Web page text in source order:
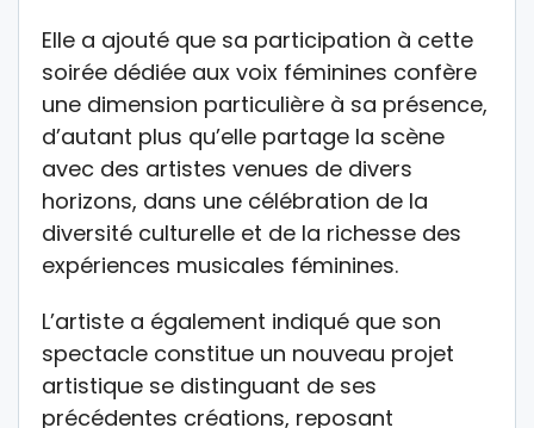
Elle a ajouté que sa participation à cette
soirée dédiée aux voix féminines confère
une dimension particulière à sa présence,
d’autant plus qu’elle partage la scène
avec des artistes venues de divers
horizons, dans une célébration de la
diversité culturelle et de la richesse des
expériences musicales féminines.
L’artiste a également indiqué que son
spectacle constitue un nouveau projet
artistique se distinguant de ses
précédentes créations, reposant